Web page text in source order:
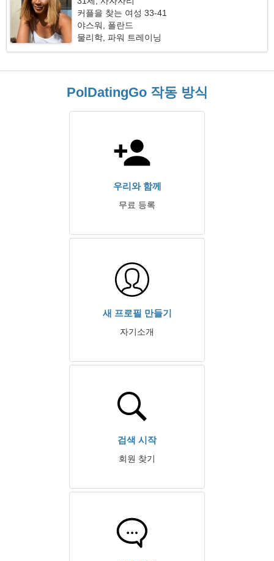
커플을 찾는 여성 33-41
야스워, 폴란드
물리학, 파워 트레이닝
PolDatingGo 작동 방식
우리와 함께
무료 등록
새 프로필 만들기
자기소개
검색 시작
회원 찾기